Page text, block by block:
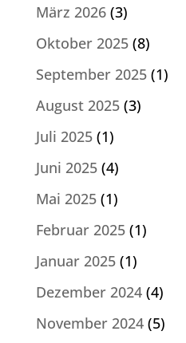
März 2026(3)
Oktober 2025(8)
September 2025(1)
August 2025(3)
Juli 2025(1)
Juni 2025(4)
Mai 2025(1)
Februar 2025(1)
Januar 2025(1)
Dezember 2024(4)
November 2024(5)